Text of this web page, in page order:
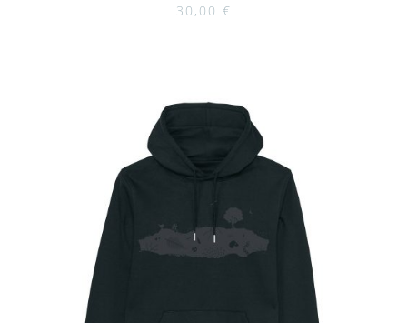
30,00 €